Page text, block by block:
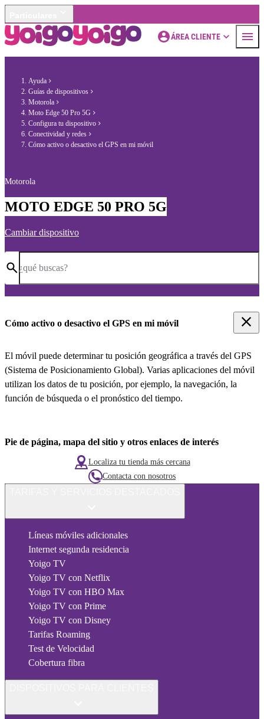
ÁREA CLIENTE
Ayuda
Guías de dispositivos
Motorola
Moto Edge 50 Pro 5G
Configura tu dispositivo
Conectividad y redes
Cómo activo o desactivo el GPS en mi móvil
Motorola
MOTO EDGE 50 PRO 5G
Cambiar dispositivo
¿qué buscas?
Cómo activo o desactivo el GPS en mi móvil
El móvil puede determinar tu posición geográfica a través del GPS
(Sistema de Posicionamiento Global). Varias aplicaciones del móvil
utilizan los datos de tu posición, por ejemplo, la navegación, la
función de búsqueda o el pronóstico del tiempo.
Pie de página, mapa del sitio y otros enlaces de interés
Localiza tu tienda más cercana
Contacta con nosotros
Líneas móviles adicionales
Internet segunda residencia
Yoigo TV
Yoigo TV con Netflix
Yoigo TV con HBO Max
Yoigo TV con Prime
Yoigo TV con Disney
Tarifas Roaming
Test de Velocidad
Cobertura fibra